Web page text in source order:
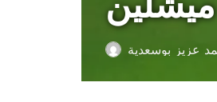
عزيز بوسعدية